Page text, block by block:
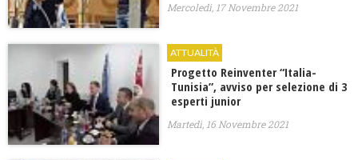
Mercoledì, 17 Novembre 2021
ATTUALITÀ
Progetto Reinventer “Italia-
Tunisia”, avviso per selezione di 3
esperti junior
Martedì, 16 Novembre 2021